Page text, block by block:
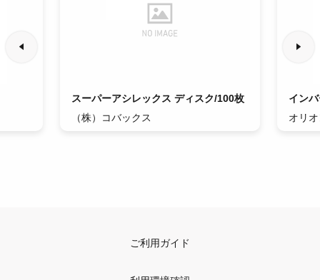
スーパーアシレックス ディスク/100枚
（株）コバックス
イン
オリ
ご利用ガイド